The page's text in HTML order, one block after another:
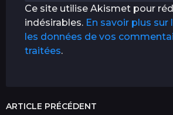
Ce site utilise Akismet pour
indésirables. En savoir plus
les données de vos
traitées.
ARTICLE PRÉCÉDENT